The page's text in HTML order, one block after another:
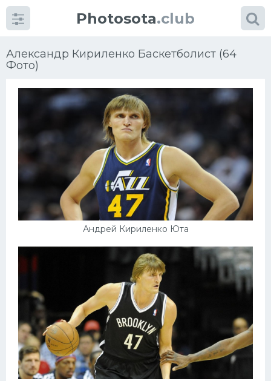
Photosota.club
Александр Кириленко Баскетболист (64
Фото)
Андрей Кириленко Юта
КатегорииФото
Еще картинки...
Футбол
Хоккей
Велогонки
Конькобежный спорт
Интерьер квартиры